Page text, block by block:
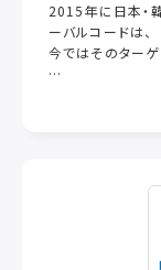
2015年に日本・
ーバルコードは、
今ではそのターゲ